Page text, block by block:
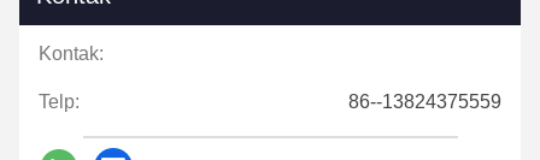
Kontak:
Telp: 86--13824375559